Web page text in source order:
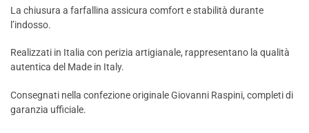
La chiusura a farfallina assicura comfort e stabilità durante
l’indosso.
Realizzati in Italia con perizia artigianale, rappresentano la qualità
autentica del Made in Italy.
Consegnati nella confezione originale Giovanni Raspini, completi di
garanzia ufficiale.